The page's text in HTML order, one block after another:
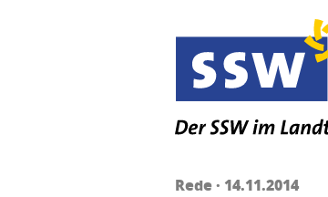
Rede · 14.11.2014